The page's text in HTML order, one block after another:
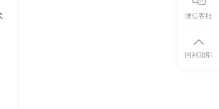
微信客服
回到顶部